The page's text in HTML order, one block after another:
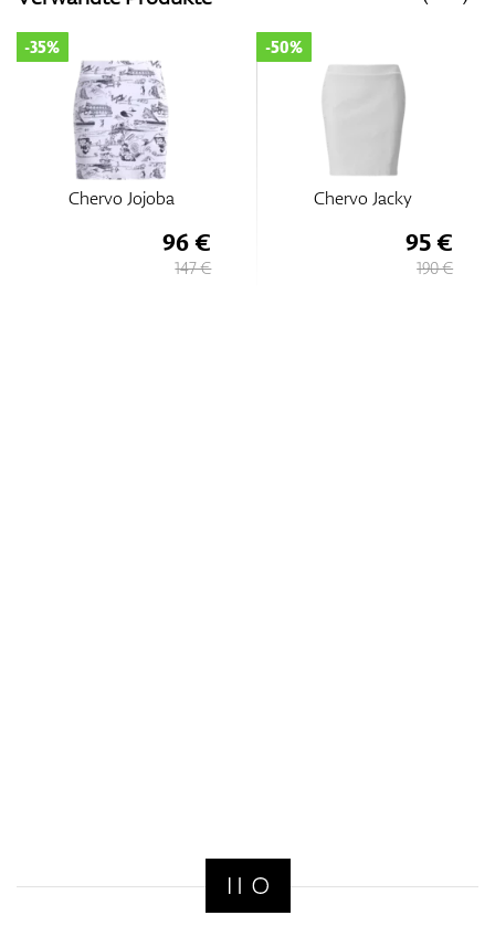
Chervo Jacky
-50%
95 €
190 €
Chervo Jojoba
-35%
96 €
147 €